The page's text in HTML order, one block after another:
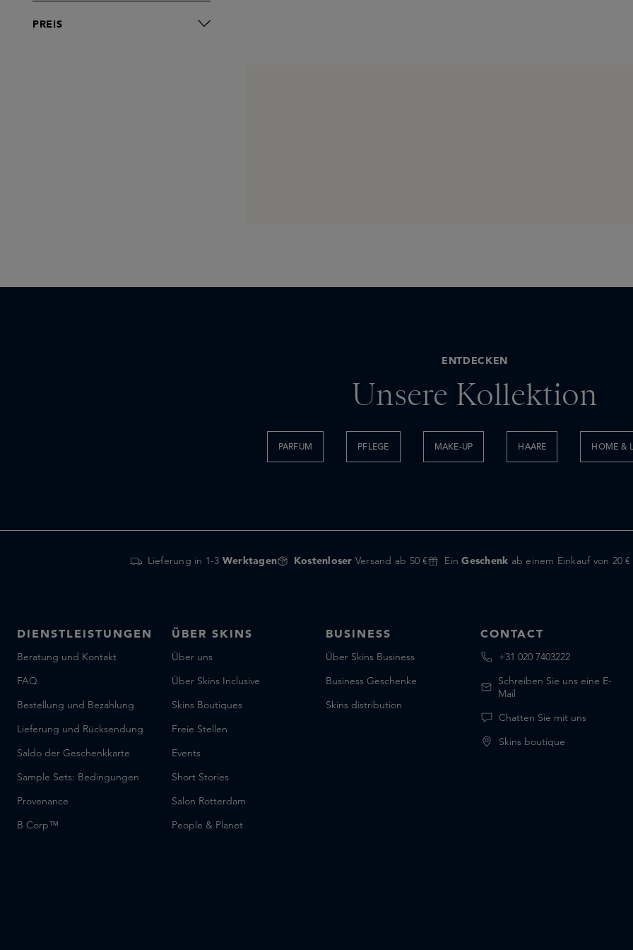
PREIS
ENTDECKEN
Unsere Kollektion
PARFUM PFLEGE MAKE-UP HAARE HOME &
Lieferung in 1-3 Werktagen Kostenloser Versand ab 50 € EinGeschenk ab einem Einkauf von 20 €
DIENSTLEISTUNGEN
Beratung und Kontakt
FAQ
Bestellung und Bezahlung
Lieferung und Rücksendung
Saldo der Geschenkkarte
Sample Sets: Bedingungen
Provenance
B Corp™
ÜBER SKINS
Über uns
Über Skins Inclusive
Skins Boutiques
Freie Stellen
Events
Short Stories
Salon Rotterdam
People & Planet
BUSINESS
Über Skins Business
Business Geschenke
Skins distribution
CONTACT
+31 020 7403222
Schreiben Sie uns eine E-
Mail
Chatten Sie mit uns
Skins boutique